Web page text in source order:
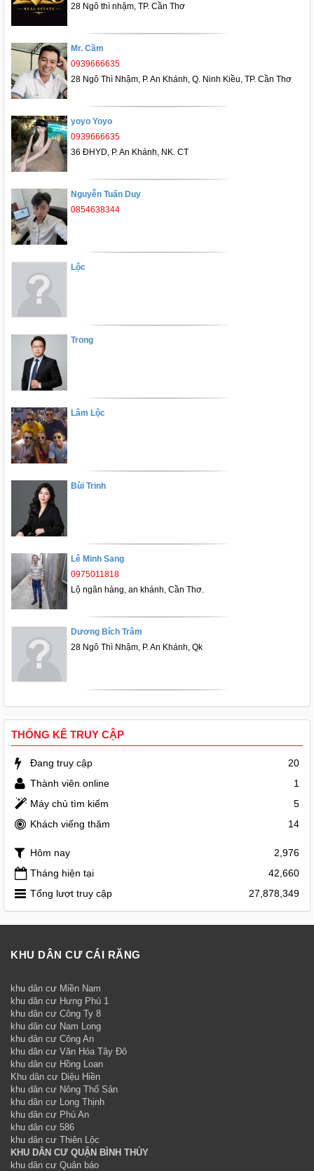
28 Ngô thì nhậm, TP. Cần Thơ
Mr. Cầm
0939666635
28 Ngô Thì Nhậm, P. An Khánh, Q. Ninh Kiều, TP. Cần Thơ
yoyo Yoyo
0939666635
36 ĐHYD, P. An Khánh, NK. CT
Nguyễn Tuấn Duy
0854638344
Lộc
Trong
Lâm Lộc
Bùi Trinh
Lê Minh Sang
0975011818
Lộ ngân hàng, an khánh, Cần Thơ.
Dương Bích Trâm
28 Ngô Thì Nhậm, P. An Khánh, Qk
THỐNG KÊ TRUY CẬP
Đang truy cập
20
Thành viên online
1
Máy chủ tìm kiếm
5
Khách viếng thăm
14
Hôm nay
2,976
Tháng hiện tại
42,660
Tổng lượt truy cập
27,878,349
KHU DÂN CƯ CÁI RĂNG
khu dân cư Miền Nam
khu dân cư Hưng Phú 1
khu dân cư Công Ty 8
khu dân cư Nam Long
khu dân cư Công An
khu dân cư Văn Hóa Tây Đô
khu dân cư Hồng Loan
Khu dân cư Diệu Hiền
khu dân cư Nông Thổ Sản
khu dân cư Long Thịnh
khu dân cư Phú An
khu dân cư 586
khu dân cư Thiên Lộc
KHU DÂN CƯ QUẬN BÌNH THỦY
khu dân cư Quân báo